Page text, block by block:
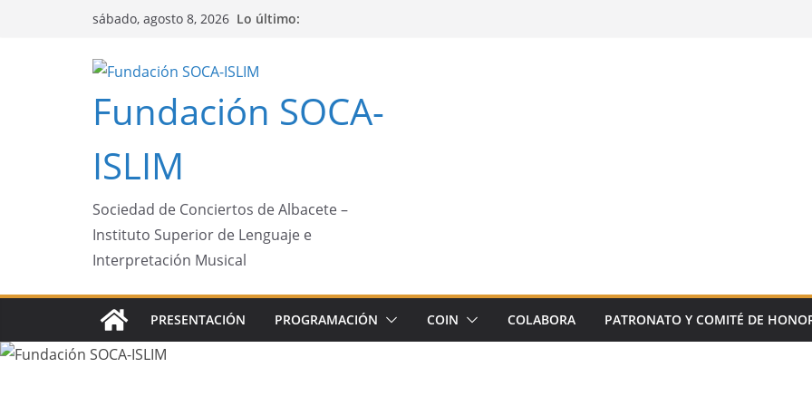
sábado, agosto 8, 2026 Lo último:
Fundación SOCA-
ISLIM
Sociedad de Conciertos de Albacete –
Instituto Superior de Lenguaje e
Interpretación Musical
PRESENTACIÓN PROGRAMACIÓN COIN COLABORA PATRONATO Y COMITÉ DE